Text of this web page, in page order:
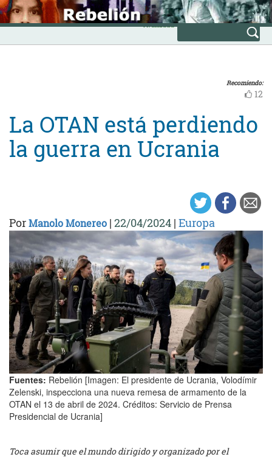
Skip
to
content
INICIO
Avanzada
Recomiendo:
12
La OTAN está perdiendo
la guerra en Ucrania
PorManolo Monereo | 22/04/2024 | Europa
Fuentes: Rebelión [Imagen: El presidente de Ucrania, Volodímir
Zelenski, inspecciona una nueva remesa de armamento de la
OTAN el 13 de abril de 2024. Créditos: Servicio de Prensa
Presidencial de Ucrania]
Toca asumir que el mundo dirigido y organizado por el